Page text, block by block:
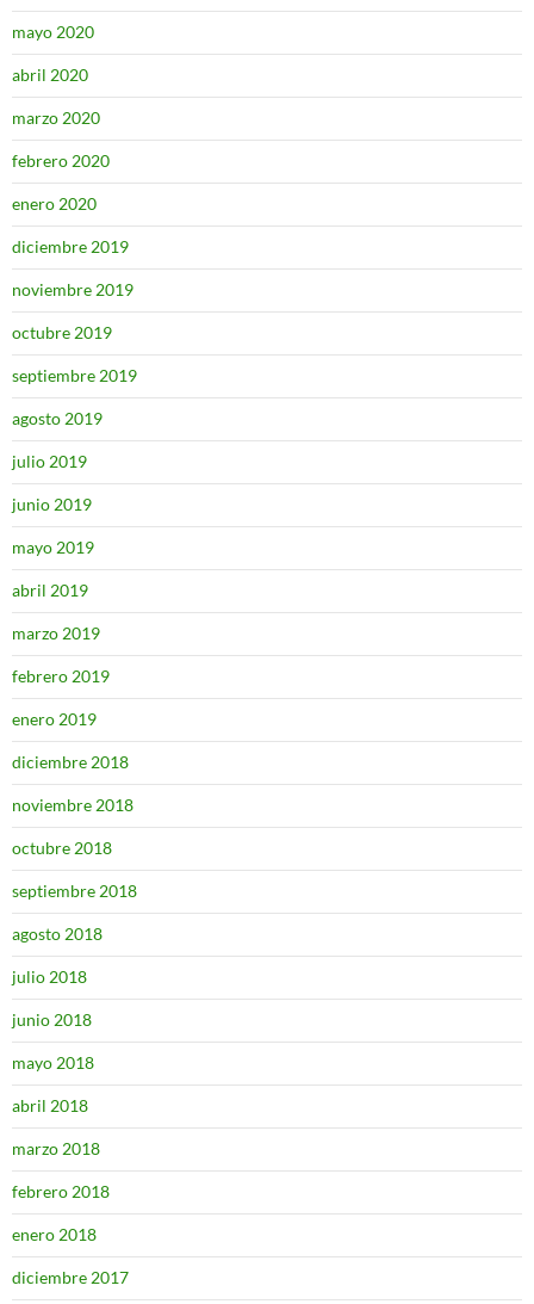
mayo 2020
abril 2020
marzo 2020
febrero 2020
enero 2020
diciembre 2019
noviembre 2019
octubre 2019
septiembre 2019
agosto 2019
julio 2019
junio 2019
mayo 2019
abril 2019
marzo 2019
febrero 2019
enero 2019
diciembre 2018
noviembre 2018
octubre 2018
septiembre 2018
agosto 2018
julio 2018
junio 2018
mayo 2018
abril 2018
marzo 2018
febrero 2018
enero 2018
diciembre 2017